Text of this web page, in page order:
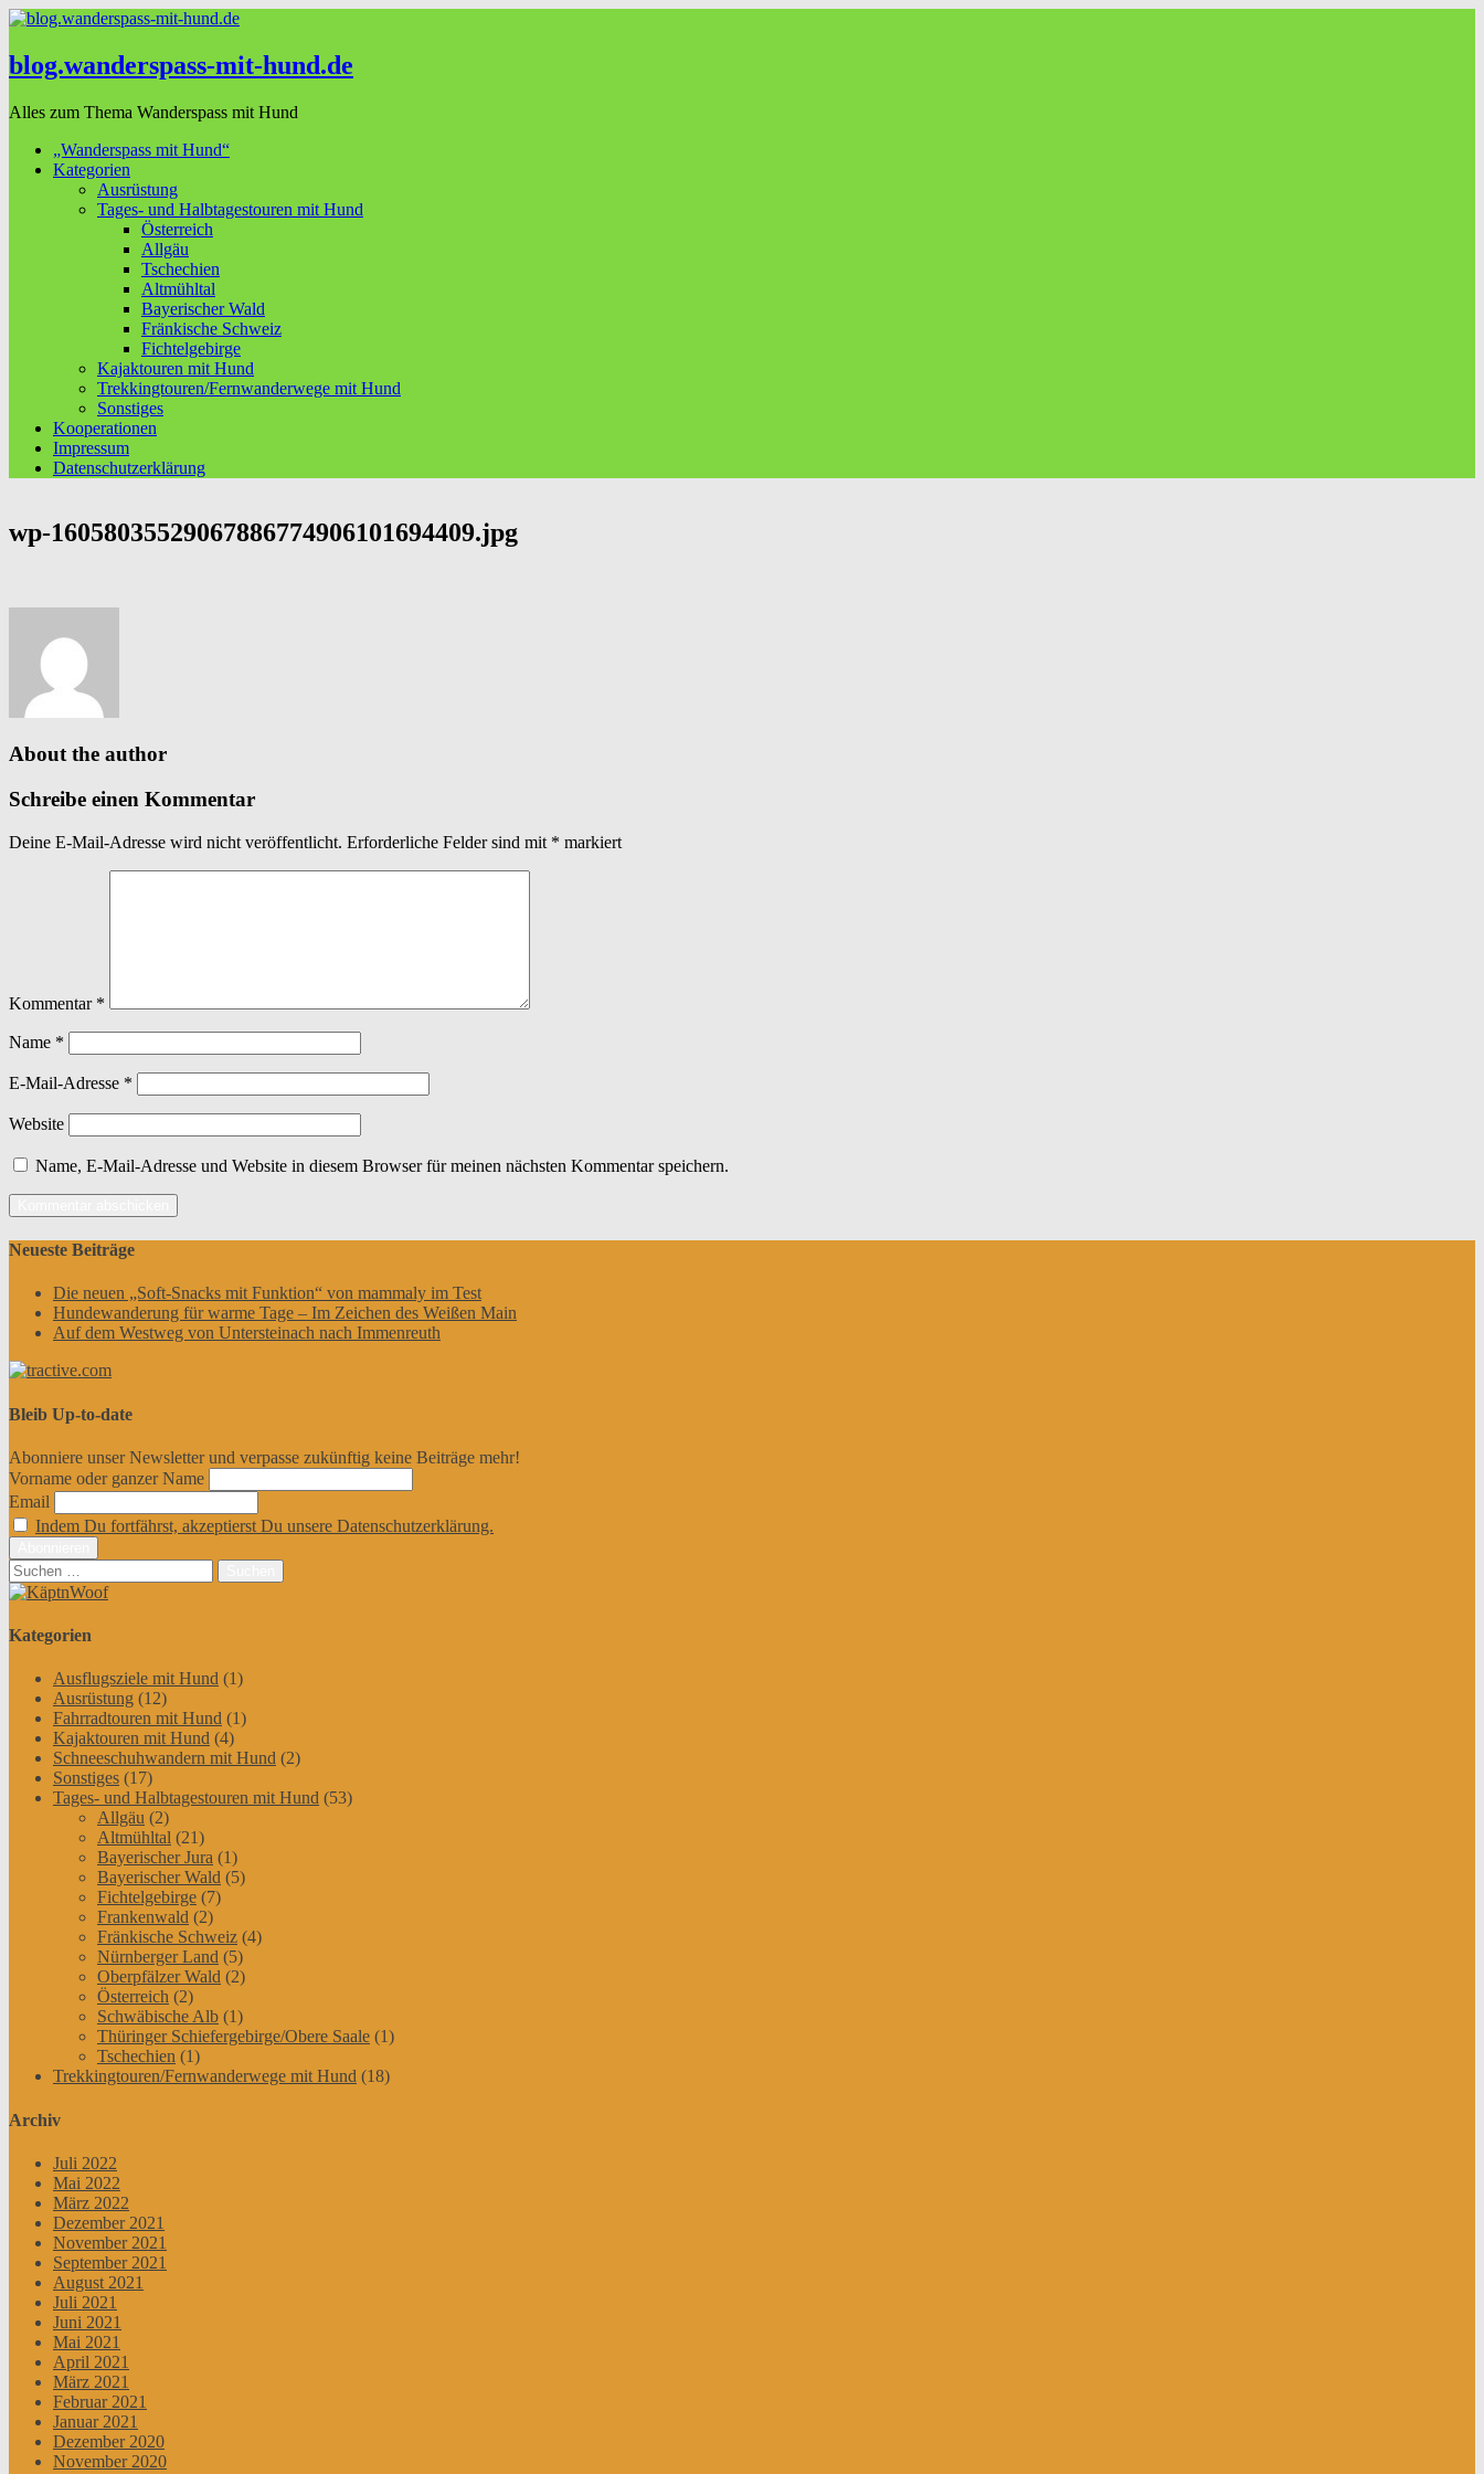
blog.wanderspass-mit-hund.de
Alles zum Thema Wanderspass mit Hund
„Wanderspass mit Hund“
Kategorien
Ausrüstung
Tages- und Halbtagestouren mit Hund
Österreich
Allgäu
Tschechien
Altmühltal
Bayerischer Wald
Fränkische Schweiz
Fichtelgebirge
Kajaktouren mit Hund
Trekkingtouren/Fernwanderwege mit Hund
Sonstiges
Kooperationen
Impressum
Datenschutzerklärung
wp-16058035529067886774906101694409.jpg
About the author
Schreibe einen Kommentar
Deine E-Mail-Adresse wird nicht veröffentlicht. Erforderliche Felder sind mit * markiert
Kommentar *
Name *
E-Mail-Adresse *
Website
Name, E-Mail-Adresse und Website in diesem Browser für meinen nächsten Kommentar speichern.
Neueste Beiträge
Die neuen „Soft-Snacks mit Funktion“ von mammaly im Test
Hundewanderung für warme Tage – Im Zeichen des Weißen Main
Auf dem Westweg von Untersteinach nach Immenreuth
Bleib Up-to-date
Abonniere unser Newsletter und verpasse zukünftig keine Beiträge mehr!
Vorname oder ganzer Name
Email
Indem Du fortfährst, akzeptierst Du unsere Datenschutzerklärung.
Suchen
nach:
Kategorien
Ausflugsziele mit Hund (1)
Ausrüstung (12)
Fahrradtouren mit Hund (1)
Kajaktouren mit Hund (4)
Schneeschuhwandern mit Hund (2)
Sonstiges (17)
Tages- und Halbtagestouren mit Hund (53)
Allgäu (2)
Altmühltal (21)
Bayerischer Jura (1)
Bayerischer Wald (5)
Fichtelgebirge (7)
Frankenwald (2)
Fränkische Schweiz (4)
Nürnberger Land (5)
Oberpfälzer Wald (2)
Österreich (2)
Schwäbische Alb (1)
Thüringer Schiefergebirge/Obere Saale (1)
Tschechien (1)
Trekkingtouren/Fernwanderwege mit Hund (18)
Archiv
Juli 2022
Mai 2022
März 2022
Dezember 2021
November 2021
September 2021
August 2021
Juli 2021
Juni 2021
Mai 2021
April 2021
März 2021
Februar 2021
Januar 2021
Dezember 2020
November 2020